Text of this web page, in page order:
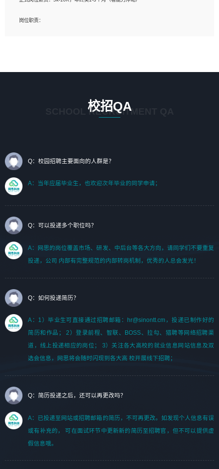
1、艺术设计类相关专业；（其中需求分析顾问不限专业）
岗位职责：
2. 熟悉 前端常用框架, 能独立完成设计给予的 UI 效果;
3. 有良好的代码习惯, 低级错误出现频率低;
7. 了解或熟悉 WebGL 及相关框架优先。
（岗位人员专职于行业应用解决方案、项目申报方案、投标方案的策划编写）
校招QA
SCHOOL RECRUITMENT QA
Q：校园招聘主要面向的人群是？
A：当年应届毕业生，也欢迎次年毕业的同学申请；
Q：可以投递多个职位吗？
A：网思的岗位覆盖市场、研发、中后台等各大方向，请同学们不要重复
投递，公司 内部有完整规范的内部转岗机制，优秀的人总会发光！
Q：如何投递简历？
A：1）毕业生可直接通过招聘邮箱：hr@sinontt.cm，投递已制作好的
简历和作品； 2）登录前程、智联、BOSS、拉勾、猎聘等网络招聘渠
道，线上投递相应的岗位； 3）关注各大高校的就业信息网站信息及双
选会信息，网思将会随时闪现到各大高 校开展线下招聘；
Q：简历投递之后，还可以再更改吗？
A：已投递至网站或招聘邮箱的简历，不可再更改。如发现个人信息有误
或有补充的， 可在面试环节中更新新的简历至招聘官，但不可以提供虚
假信息哦。